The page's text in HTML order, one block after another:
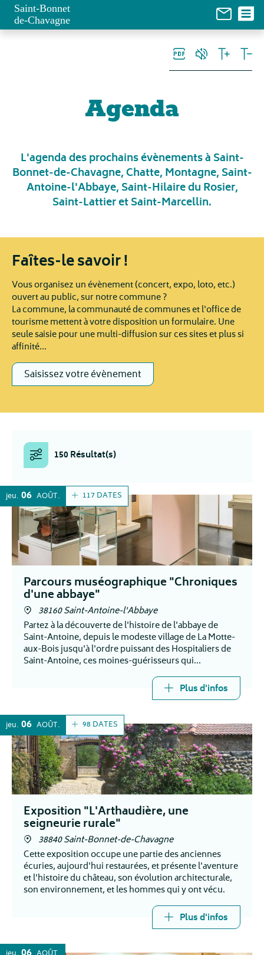
Saint-Bonnet
de-Chavagne
Agenda
L'agenda des prochains évènements à Saint-
Bonnet-de-Chavagne, Chatte, Montagne, Saint-
Antoine-l'Abbaye, Saint-Hilaire du Rosier,
Saint-Lattier et Saint-Marcellin.
Faîtes-le savoir !
Vous organisez un évènement (concert, expo, loto, etc.)
ouvert au public, sur notre commune ?
La commune, la communauté de communes et l'office de
tourisme mettent à votre disposition un formulaire. Une
seule saisie pour une multi-diffusion sur ces sites et plus si
affinité...
Saisissez votre évènement
150 Résultat(s)
117 DATES
jeu. 06 AOÛT
Parcours muséographique "Chroniques
d'une abbaye"
38160 Saint-Antoine-l'Abbaye
Partez à la découverte de l'histoire de l'abbaye de
Saint-Antoine, depuis le modeste village de La Motte-
aux-Bois jusqu'à l'ordre puissant des Hospitaliers de
Saint-Antoine, ces moines-guérisseurs qui
rayonnèrent sur toute l'Europe médiévale.
Plus d'infos
98 DATES
jeu. 06 AOÛT
Exposition "L'Arthaudière, une
seigneurie rurale"
38840 Saint-Bonnet-de-Chavagne
Cette exposition occupe une partie des anciennes
écuries, aujourd'hui restaurées, et présente l'aventure
et l'histoire du château, son évolution architecturale,
son environnement, et les hommes qui y ont vécu.
Plus d'infos
Panneau de gestion des cookies